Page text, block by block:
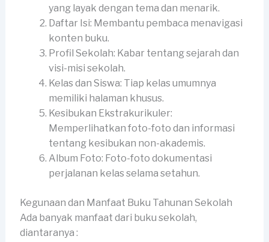
yang layak dengan tema dan menarik.
Daftar Isi: Membantu pembaca menavigasi
konten buku.
Profil Sekolah: Kabar tentang sejarah dan
visi-misi sekolah.
Kelas dan Siswa: Tiap kelas umumnya
memiliki halaman khusus.
Kesibukan Ekstrakurikuler:
Memperlihatkan foto-foto dan informasi
tentang kesibukan non-akademis.
Album Foto: Foto-foto dokumentasi
perjalanan kelas selama setahun.
Kegunaan dan Manfaat Buku Tahunan Sekolah
Ada banyak manfaat dari buku sekolah,
diantaranya :